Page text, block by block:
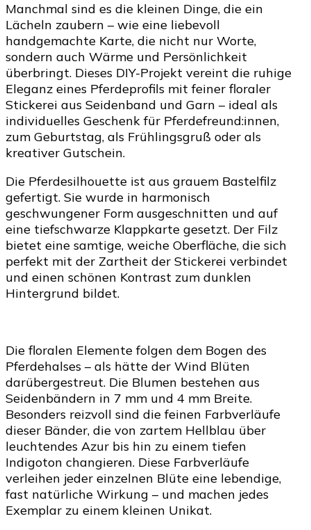
Manchmal sind es die kleinen Dinge, die ein
Lächeln zaubern – wie eine liebevoll
handgemachte Karte, die nicht nur Worte,
sondern auch Wärme und Persönlichkeit
überbringt. Dieses DIY-Projekt vereint die ruhige
Eleganz eines Pferdeprofils mit feiner floraler
Stickerei aus Seidenband und Garn – ideal als
individuelles Geschenk für Pferdefreund:innen,
zum Geburtstag, als Frühlingsgruß oder als
kreativer Gutschein.
Die Pferdesilhouette ist aus grauem Bastelfilz
gefertigt. Sie wurde in harmonisch
geschwungener Form ausgeschnitten und auf
eine tiefschwarze Klappkarte gesetzt. Der Filz
bietet eine samtige, weiche Oberfläche, die sich
perfekt mit der Zartheit der Stickerei verbindet
und einen schönen Kontrast zum dunklen
Hintergrund bildet.
Die floralen Elemente folgen dem Bogen des
Pferdehalses – als hätte der Wind Blüten
darübergestreut. Die Blumen bestehen aus
Seidenbändern in 7 mm und 4 mm Breite.
Besonders reizvoll sind die feinen Farbverläufe
dieser Bänder, die von zartem Hellblau über
leuchtendes Azur bis hin zu einem tiefen
Indigoton changieren. Diese Farbverläufe
verleihen jeder einzelnen Blüte eine lebendige,
fast natürliche Wirkung – und machen jedes
Exemplar zu einem kleinen Unikat.